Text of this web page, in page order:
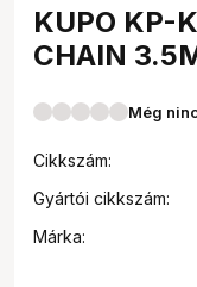
KUPO KP-
CHAIN
Még
Cikkszám:
Gyártói cikkszám:
Márka: